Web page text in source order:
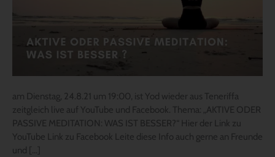
am Dienstag, 24.8.21 um 19:00, ist Yod wieder aus Teneriffa
zeitgleich live auf YouTube und Facebook. Thema: „AKTIVE ODER
PASSIVE MEDITATION: WAS IST BESSER?“ Hier der Link zu
YouTube Link zu Facebook Leite diese Info auch gerne an Freunde
und […]
„AKTIVE
ODER
MEDITATION:
BESSER?“